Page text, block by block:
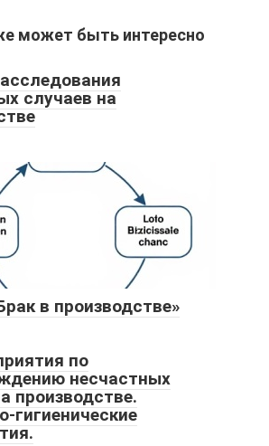
может быть интересно
случаев на
в производстве»
по
несчастных
производстве.
гигиенические